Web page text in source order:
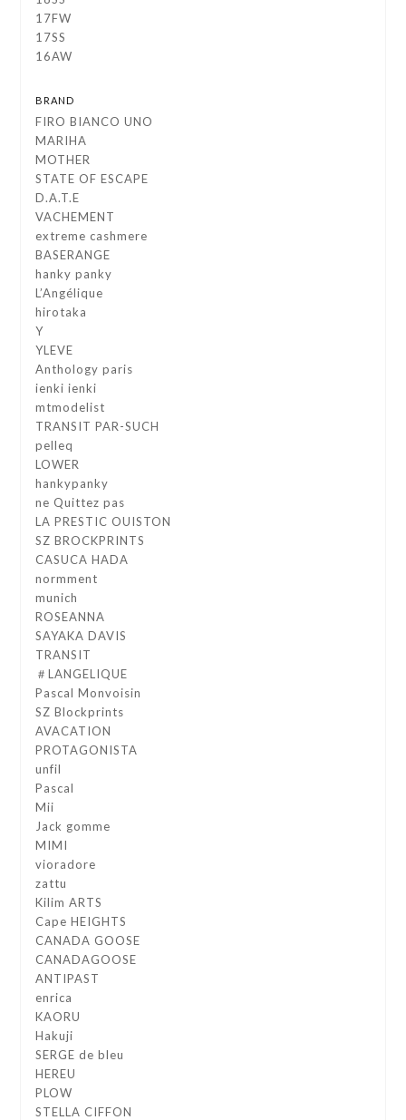
17FW
17SS
16AW
BRAND
FIRO BIANCO UNO
MARIHA
MOTHER
STATE OF ESCAPE
D.A.T.E
VACHEMENT
extreme cashmere
BASERANGE
hanky panky
L’Angélique
hirotaka
Y
YLEVE
Anthology paris
ienki ienki
mtmodelist
TRANSIT PAR-SUCH
pelleq
LOWER
hankypanky
ne Quittez pas
LA PRESTIC OUISTON
SZ BROCKPRINTS
CASUCA HADA
normment
munich
ROSEANNA
SAYAKA DAVIS
TRANSIT
＃LANGELIQUE
Pascal Monvoisin
SZ Blockprints
AVACATION
PROTAGONISTA
unfil
Pascal
Mii
Jack gomme
MIMI
vioradore
zattu
Kilim ARTS
Cape HEIGHTS
CANADA GOOSE
CANADAGOOSE
ANTIPAST
enrica
KAORU
Hakuji
SERGE de bleu
HEREU
PLOW
STELLA CIFFON